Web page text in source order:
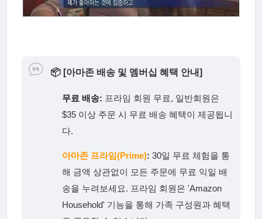
📦 [아마존 배송 및 멤버십 혜택 안내]
무료 배송: 프라임 회원 무료, 일반회원은
$35 이상 주문 시 무료 배송 혜택이 제공됩니
다.
아마존 프라임(Prime): 30일 무료 체험을 통
해 금액 상관없이 모든 주문에 무료 익일 배
송을 누려보세요. 프라임 회원은 'Amazon
Household' 기능을 통해 가족 구성원과 혜택